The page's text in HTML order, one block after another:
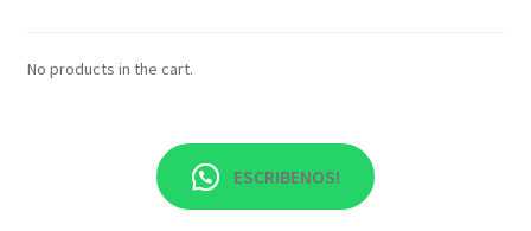
No products in the cart.
ESCRIBENOS!